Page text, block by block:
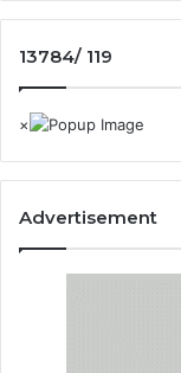
13784/ 119
Advertisement